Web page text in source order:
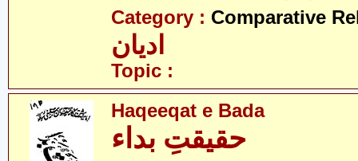
Category : Comparative
ادیان
Topic :
Haqeeqat e Bada
حقیقتِ بداء